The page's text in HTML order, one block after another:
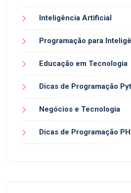
Inteligência Artificial
Programação para
Educação em Tecnologia
Dicas de Programação
Negócios e Tecnologia
Dicas de Programação